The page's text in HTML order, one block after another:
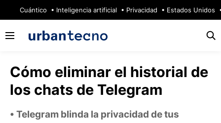
Cuántico Inteligencia artificial Privacidad Estados Unidos
Cómo eliminar el historial de
los chats de Telegram
Telegram blinda la privacidad de tus